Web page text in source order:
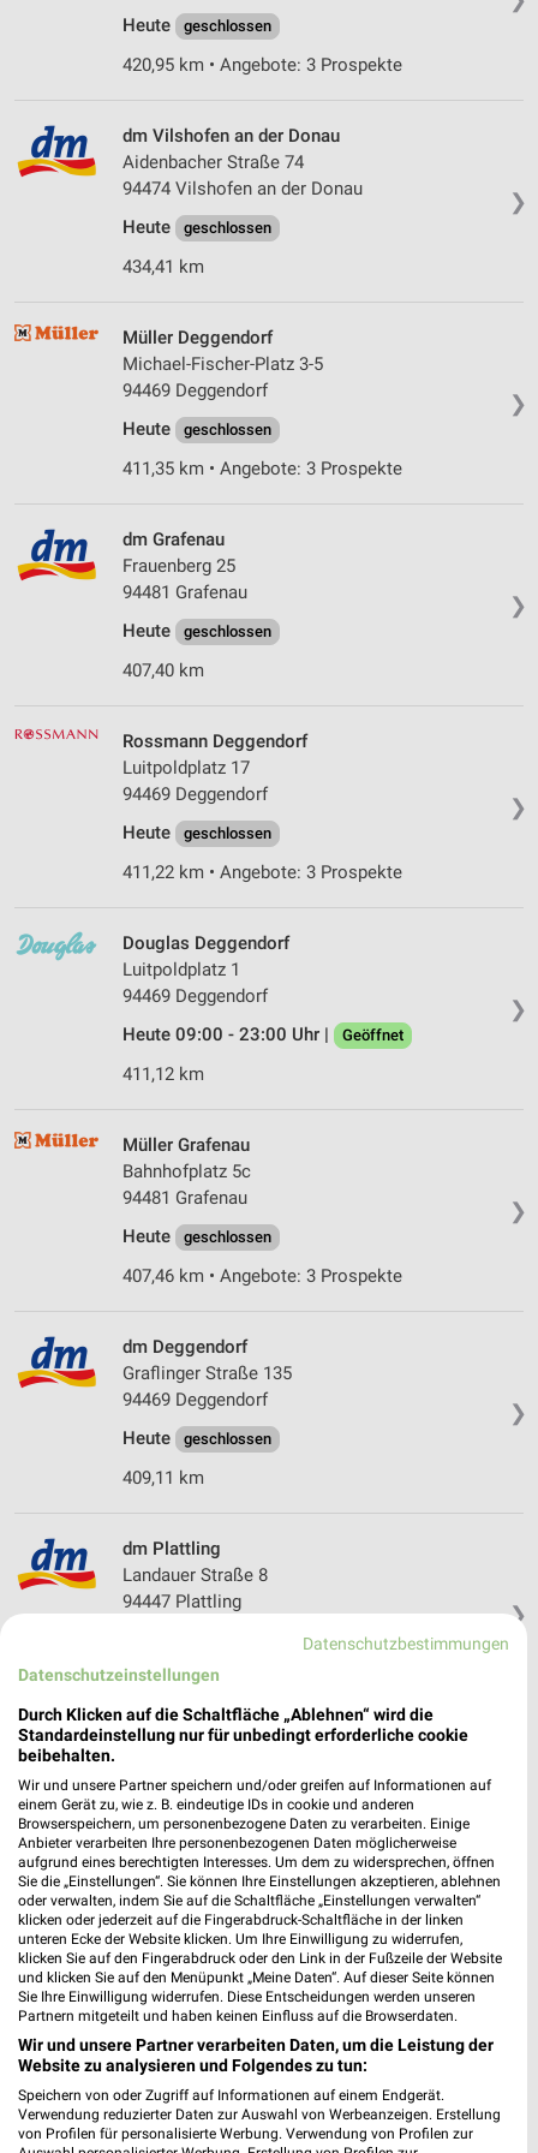
Heute geschlossen
420,95 km • Angebote: 3 Prospekte
❯
dm Vilshofen an der Donau
Aidenbacher Straße 74
94474 Vilshofen an der Donau
Heute
geschlossen
434,41 km
❯
Müller Deggendorf
Michael-Fischer-Platz 3-5
94469 Deggendorf
Heute
geschlossen
411,35 km • Angebote: 3 Prospekte
❯
dm Grafenau
Frauenberg 25
94481 Grafenau
Heute
geschlossen
407,40 km
❯
Rossmann Deggendorf
Luitpoldplatz 17
94469 Deggendorf
Heute
geschlossen
411,22 km • Angebote: 3 Prospekte
❯
Douglas Deggendorf
Luitpoldplatz 1
94469 Deggendorf
Heute 09:00 - 23:00 Uhr |
Geöffnet
411,12 km
❯
Müller Grafenau
Bahnhofplatz 5c
94481 Grafenau
Heute
geschlossen
407,46 km • Angebote: 3 Prospekte
❯
dm Deggendorf
Graflinger Straße 135
94469 Deggendorf
Heute
geschlossen
409,11 km
❯
dm Plattling
Landauer Straße 8
94447 Plattling
417,97 km
Rossmann Hutthurm
Am Kreisel 6
94116 Hutthurm
Heute geschlossen
428,28 km • Angebote: 3 Prospekte
Rossmann Regen
Molkereistr. 6
94209 Regen
Heute geschlossen
Datenschutzbestimmungen
Datenschutzeinstellungen
Durch Klicken auf die Schaltfläche „Ablehnen“ wird die
Standardeinstellung nur für unbedingt erforderliche cookie
beibehalten.
Wir und unsere Partner speichern und/oder greifen auf Informationen auf
einem Gerät zu, wie z. B. eindeutige IDs in cookie und anderen
Browserspeichern, um personenbezogene Daten zu verarbeiten. Einige
Anbieter verarbeiten Ihre personenbezogenen Daten möglicherweise
aufgrund eines berechtigten Interesses. Um dem zu widersprechen, öffnen
Sie die „Einstellungen“. Sie können Ihre Einstellungen akzeptieren, ablehnen
oder verwalten, indem Sie auf die Schaltfläche „Einstellungen verwalten“
klicken oder jederzeit auf die Fingerabdruck-Schaltfläche in der linken
unteren Ecke der Website klicken. Um Ihre Einwilligung zu widerrufen,
klicken Sie auf den Fingerabdruck oder den Link in der Fußzeile der Website
und klicken Sie auf den Menüpunkt „Meine Daten“. Auf dieser Seite können
Sie Ihre Einwilligung widerrufen. Diese Entscheidungen werden unseren
Partnern mitgeteilt und haben keinen Einfluss auf die Browserdaten.
Wir und unsere Partner verarbeiten Daten, um die Leistung der
Website zu analysieren und Folgendes zu tun:
Speichern von oder Zugriff auf Informationen auf einem Endgerät.
Verwendung reduzierter Daten zur Auswahl von Werbeanzeigen. Erstellung
von Profilen für personalisierte Werbung. Verwendung von Profilen zur